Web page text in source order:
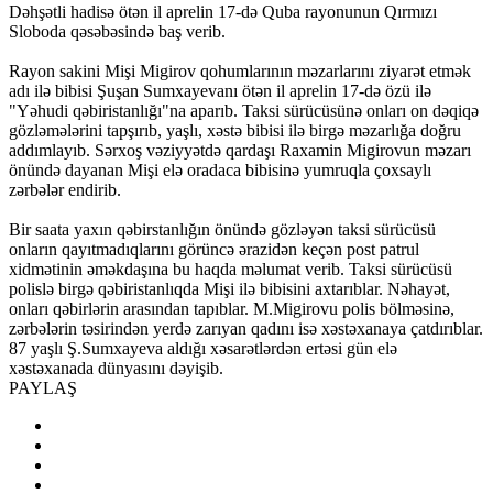
Dəhşətli hadisə ötən il aprelin 17-də Quba rayonunun Qırmızı
Sloboda qəsəbəsində baş verib.
Rayon sakini Mişi Migirov qohumlarının məzarlarını ziyarət etmək
adı ilə bibisi Şuşan Sumxayevanı ötən il aprelin 17-də özü ilə
"Yəhudi qəbiristanlığı"na aparıb. Taksi sürücüsünə onları on dəqiqə
gözləmələrini tapşırıb, yaşlı, xəstə bibisi ilə birgə məzarlığa doğru
addımlayıb. Sərxoş vəziyyətdə qardaşı Raxamin Migirovun məzarı
önündə dayanan Mişi elə oradaca bibisinə yumruqla çoxsaylı
zərbələr endirib.
Bir saata yaxın qəbirstanlığın önündə gözləyən taksi sürücüsü
onların qayıtmadıqlarını görüncə ərazidən keçən post patrul
xidmətinin əməkdaşına bu haqda məlumat verib. Taksi sürücüsü
polislə birgə qəbiristanlıqda Mişi ilə bibisini axtarıblar. Nəhayət,
onları qəbirlərin arasından tapıblar. M.Migirovu polis bölməsinə,
zərbələrin təsirindən yerdə zarıyan qadını isə xəstəxanaya çatdırıblar.
87 yaşlı Ş.Sumxayeva aldığı xəsarətlərdən ertəsi gün elə
xəstəxanada dünyasını dəyişib.
PAYLAŞ